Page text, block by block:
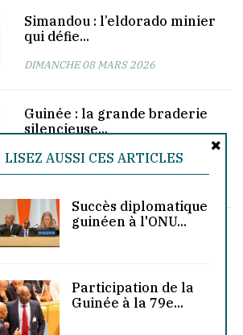
LISEZ AUSSI CES ARTICLES
Succès diplomatique
guinéen à l'ONU...
Participation de la
Guinée à la 79e...
Simandou : l’eldorado minier
qui défie...
DIMANCHE 08 MARS 2026
Guinée : la grande braderie
silencieuse...
LUNDI 23 FÉVRIER 2026